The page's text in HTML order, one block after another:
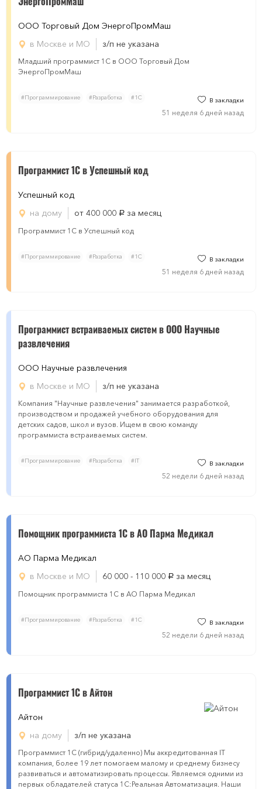
ООО Торговый Дом ЭнергоПромМаш
в Москве и МО
з/п не указана
Младший программист 1C в ООО Торговый Дом
ЭнергоПромМаш
#Программирование #Разработка #1С В закладки
51 неделя 6 дней назад
Программист 1С в Успешный код
Успешный код
на дому
от 400 000 руб. за месяц
Программист 1С в Успешный код
#Программирование #Разработка #1С В закладки
51 неделя 6 дней назад
Программист встраиваемых систем в ООО Научные
развлечения
ООО Научные развлечения
в Москве и МО
з/п не указана
Компания "Научные развлечения" занимается разработкой,
производством и продажей учебного оборудования для
детских садов, школ и вузов. Ищем в свою команду
программиста встраиваемых систем.
#Программирование #Разработка #IT В закладки
52 недели 6 дней назад
Помощник программиста 1С в АО Парма Медикал
АО Парма Медикал
в Москве и МО
60 000 - 110 000 руб. за месяц
Помощник программиста 1С в АО Парма Медикал
#Программирование #Разработка #1С В закладки
52 недели 6 дней назад
Программист 1C в Айтон
Айтон
на дому
з/п не указана
Программист 1C (гибрид/удаленно) Мы аккредитованная IT
компания, более 19 лет помогаем малому и среднему бизнесу
развиваться и автоматизировать процессы. Являемся одними из
первых обладателей статуса 1С:Реальная Автоматизация. Наши